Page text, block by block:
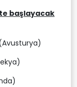
başlayacak